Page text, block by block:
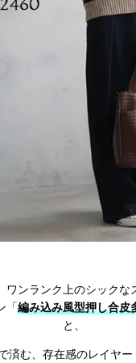
ワンランク上のシックな
「 編み込み風型押し合皮
と、
済む、存在感のレイヤ